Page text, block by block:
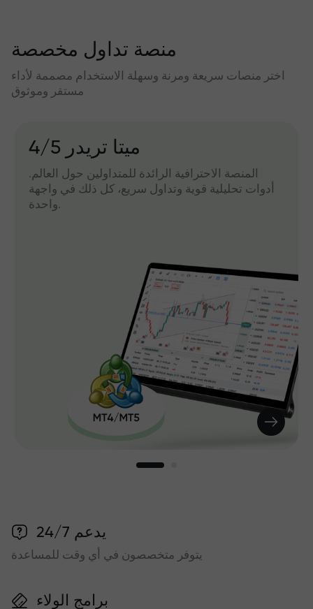
منصة تداول مخصصة
اختر منصات سريعة ومرنة وسهلة الاستخدام مصممة لأداء
مستقر وموثوق
میتا تریدر 4/5
المنصة الاحترافية الرائدة للمتداولين حول العالم.
أدوات تحليلية قوية وتداول سريع، كل ذلك في واجهة
واحدة.
يدعم 24/7
يتوفر متخصصون في أي وقت للمساعدة
برامج الولاء